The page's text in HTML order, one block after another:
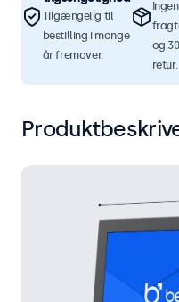
Tilgængelig til
bestilling i mange
år fremover.
Ingen
og
retur.